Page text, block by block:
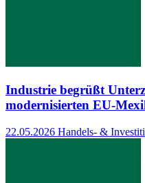
Industrie begrüßt
modernisierten EU-
22.05.2026 Handels- &